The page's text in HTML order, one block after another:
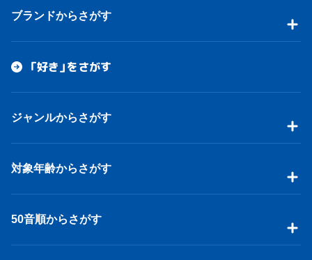
ブランドからさがす
「好き」をさがす
ジャンルからさがす
対象年齢からさがす
50音順からさがす